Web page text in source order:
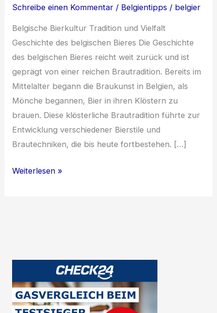
Schreibe einen Kommentar / Belgientipps / belgier
Belgische Bierkultur Tradition und Vielfalt
Geschichte des belgischen Bieres Die Geschichte
des belgischen Bieres reicht weit zurück und ist
geprägt von einer reichen Brautradition. Bereits im
Mittelalter begann die Braukunst in Belgien, als
Mönche begannen, Bier in ihren Klöstern zu
brauen. Diese klösterliche Brautradition führte zur
Entwicklung verschiedener Bierstile und
Brautechniken, die bis heute fortbestehen. […]
Die
Weiterlesen »